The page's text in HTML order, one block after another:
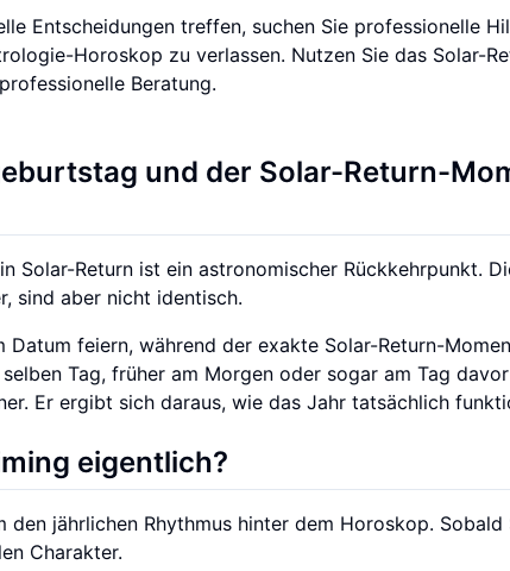
Entscheidungen treffen, suchen Sie professionelle
Horoskop zu verlassen. Nutzen Sie das Solar-
Beratung.
und der Solar-Return-
Solar-Return ist ein astronomischer Rückkehrpunkt.
sind aber nicht identisch.
Datum feiern, während der exakte Solar-Return-
Tag, früher am Morgen oder sogar am Tag
Er ergibt sich daraus, wie das Jahr tatsächlich
eigentlich?
jährlichen Rhythmus hinter dem Horoskop. Sobald
Charakter.